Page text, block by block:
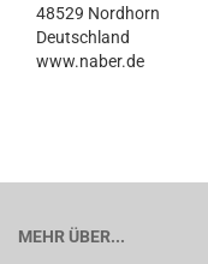
48529 Nordhorn
Deutschland
www.naber.de
MEHR ÜBER...